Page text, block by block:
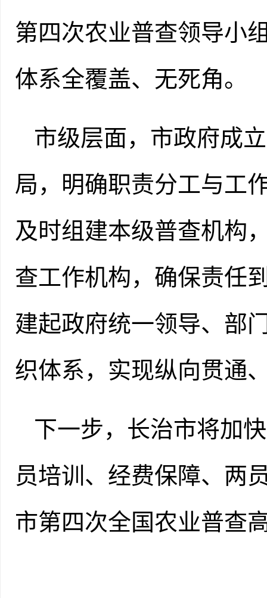
第四次农业普查领导小
体系全覆盖、无死角。
市级层面，市政府成
局，明确职责分工与工
及时组建本级普查机构
查工作机构，确保责任
建起政府统一领导、部
织体系，实现纵向贯通
下一步，长治市将加
员培训、经费保障、两
市第四次全国农业普查